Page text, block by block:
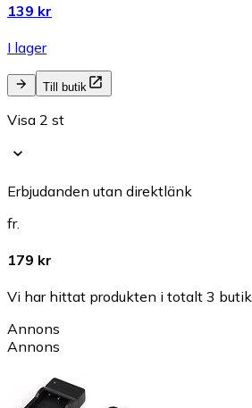
139 kr
I lager
Till butik
Visa 2 st
Erbjudanden utan direktlänk
fr.
179 kr
Vi har hittat produkten i totalt 3
Annons
Annons